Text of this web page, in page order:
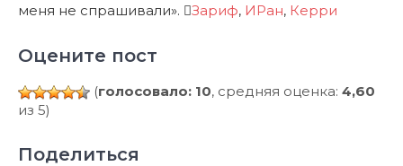
меня не спрашивали».
Зариф, ИРан, Керри
Оцените пост
(голосовало: 10, средняя оценка: 4,60
из 5)
Поделиться